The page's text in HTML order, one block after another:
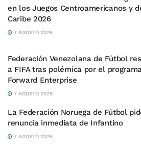
en los Juegos Centroamericanos y
Caribe 2026
7 AGOSTO 2026
Federación Venezolana de Fútbol
a FIFA tras polémica por el
Forward Enterprise
7 AGOSTO 2026
La Federación Noruega de Fútbol
renuncia inmediata de Infantino
7 AGOSTO 2026